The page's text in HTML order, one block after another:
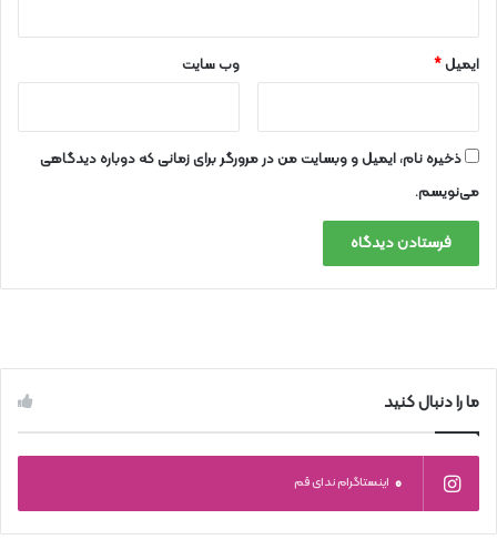
ایمیل* وب‌ سایت
ذخیره نام، ایمیل و وبسایت من در مرورگر برای زمانی که دوباره دیدگاهی
می‌نویسم.
ما را دنبال کنید
0 اینستاگرام ندای قم